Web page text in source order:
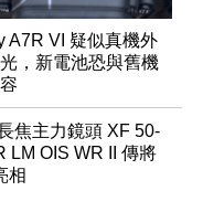
A7R VI 疑似真機外
，新電池恐與舊機
焦主力鏡頭 XF 50-
LM OIS WR II 傳將
相